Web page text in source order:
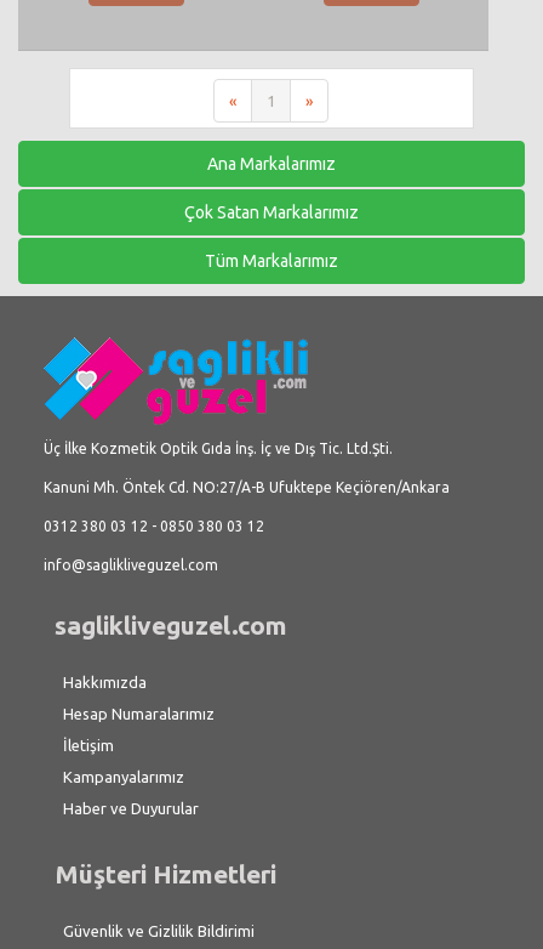
« 1 »
Ana Markalarımız
Çok Satan Markalarımız
Tüm Markalarımız
Üç İlke Kozmetik Optik Gıda İnş. İç ve Dış Tic. Ltd.Şti.
Kanuni Mh. Öntek Cd. NO:27/A-B Ufuktepe Keçiören/Ankara
0312 380 03 12 - 0850 380 03 12
info@saglikliveguzel.com
saglikliveguzel.com
Hakkımızda
Hesap Numaralarımız
İletişim
Kampanyalarımız
Haber ve Duyurular
Müşteri Hizmetleri
Güvenlik ve Gizlilik Bildirimi